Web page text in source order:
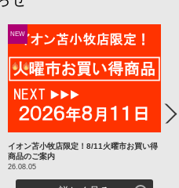
NEW
イオン苫小牧店限定！8/11火曜市お買い得
商品のご案内
26.08.05